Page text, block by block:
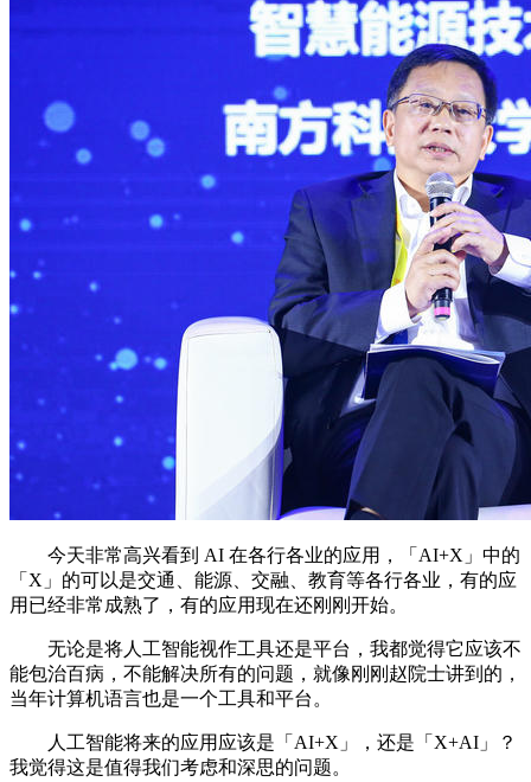
今天非常高兴看到 AI 在各行各业的应用，「AI+X」中的
「X」的可以是交通、能源、交融、教育等各行各业，有的应
用已经非常成熟了，有的应用现在还刚刚开始。
无论是将人工智能视作工具还是平台，我都觉得它应该不
能包治百病，不能解决所有的问题，就像刚刚赵院士讲到的，
当年计算机语言也是一个工具和平台。
人工智能将来的应用应该是「AI+X」，还是「X+AI」？
我觉得这是值得我们考虑和深思的问题。